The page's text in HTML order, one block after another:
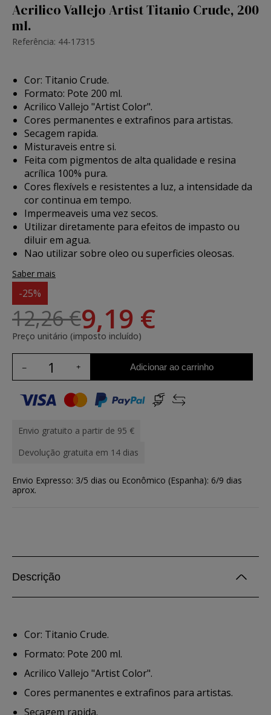
Acrilico Vallejo Artist Titanio Crude, 200
ml.
Referência: 44-17315
Cor: Titanio Crude.
Formato: Pote 200 ml.
Acrilico Vallejo "Artist Color".
Cores permanentes e extrafinos para artistas.
Secagem rapida.
Misturaveis entre si.
Feita com pigmentos de alta qualidade e resina
acrílica 100% pura.
Cores flexívels e resistentes a luz, a intensidade da
cor continua em tempo.
Impermeaveis uma vez secos.
Utilizar diretamente para efeitos de impasto ou
diluir em agua.
Nao utilizar sobre oleo ou superficies oleosas.
Saber mais
-25%
12,26 €9,19 €
Preço unitário (imposto incluído)
Adicionar ao carrinho
Envio gratuito a partir de 95 €
Devolução gratuita em 14 dias
Envio Expresso: 3/5 dias ou Econômico (Espanha): 6/9 dias
aprox.
Descrição
Cor: Titanio Crude.
Formato: Pote 200 ml.
Acrilico Vallejo "Artist Color".
Cores permanentes e extrafinos para artistas.
Secagem rapida.